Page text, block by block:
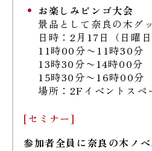
お楽しみビンゴ大会
景品として奈良の木グ
日時：2月17日（日曜日
11時00分〜11時30分
13時30分〜14時00分
15時30分〜16時00分
場所：2Fイベントスペ
[セミナー]
参加者全員に奈良の木ノ